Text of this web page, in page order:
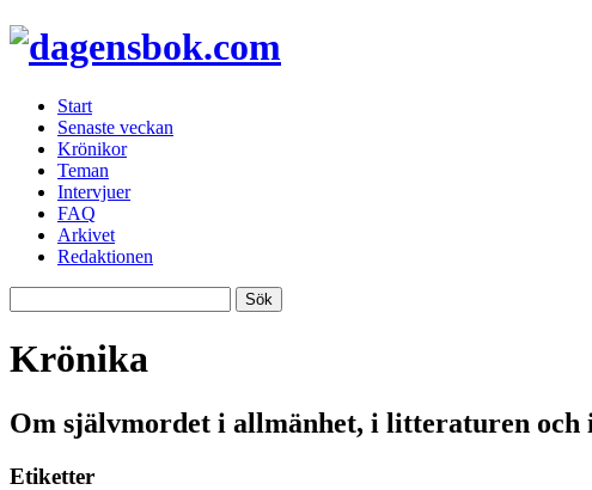
Start
Senaste veckan
Krönikor
Teman
Intervjuer
FAQ
Arkivet
Redaktionen
Krönika
Om självmordet i allmänhet, i litteraturen och
Etiketter